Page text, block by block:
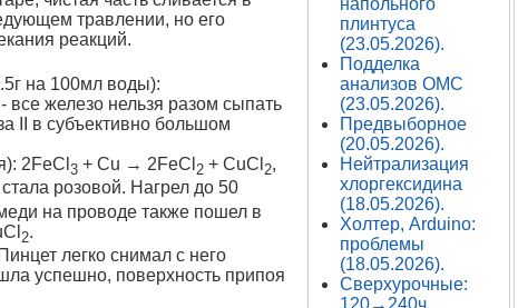
травлении, но его
реакций.
на 100мл воды):
все железо нельзя разом сыпать
II в субъективно большом
2FeCl 3+ Cu → 2FeCl 2 + CuCl 2,
розовой. Нагрел до 50
на проводе также пошел в
2.
легко снимал с него
успешно, поверхность припоя
напольного
плинтуса
(23.05.2026).
Подделка
анализов ОМС
(23.05.2026).
Предвыборное
(20.05.2026).
Нейтрализация
хлоргексидина
(18.05.2026).
Холтер, Arduino:
проблемы
(18.05.2026).
Сверхурочные:
120→240ч